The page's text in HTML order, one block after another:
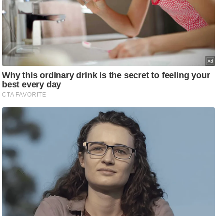
ट
न
स्थ
ल
फि
ट
ने
स
मं
त्रा
रि
ले
श
शि